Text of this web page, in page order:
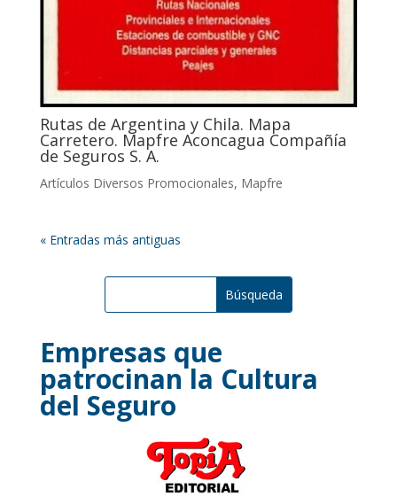
Rutas de Argentina y Chila. Mapa
Carretero. Mapfre Aconcagua Compañía
de Seguros S. A.
Artículos Diversos Promocionales, Mapfre
« Entradas más antiguas
Empresas que
patrocinan la Cultura
del Seguro